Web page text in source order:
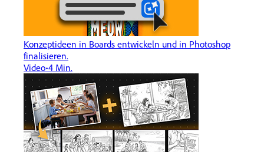
Konzeptideen in Boards entwickeln und in Photoshop
finalisieren.
Video 4 Min.